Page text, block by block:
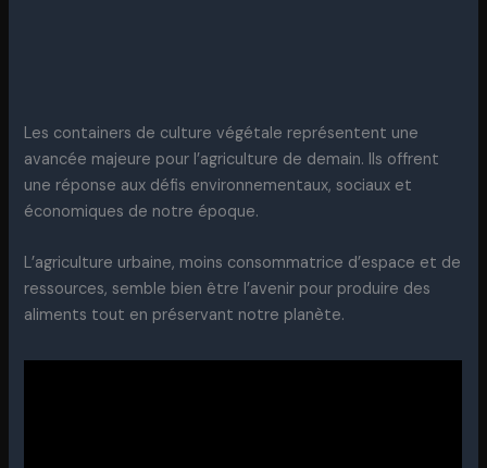
Les containers de culture végétale représentent une
avancée majeure pour l’agriculture de demain. Ils offrent
une réponse aux défis environnementaux, sociaux et
économiques de notre époque.
L’agriculture urbaine, moins consommatrice d’espace et de
ressources, semble bien être l’avenir pour produire des
aliments tout en préservant notre planète.